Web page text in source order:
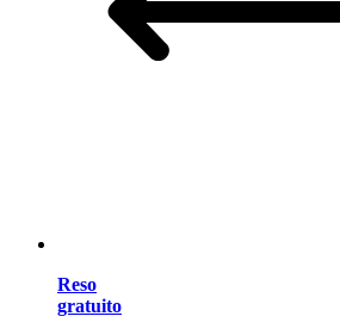
Reso
gratuito